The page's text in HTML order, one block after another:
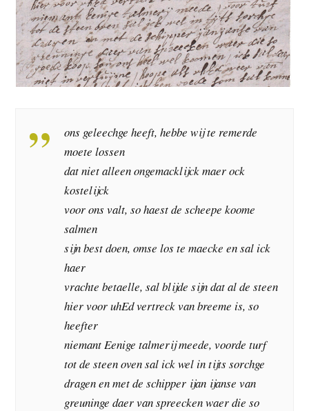
ons geleechge heeft, hebbe wij te remerde
moete lossen
dat niet alleen ongemacklijck maer ock
kostelijck
voor ons valt, so haest de scheepe koome
salmen
sijn best doen, omse los te maecke en sal ick
haer
vrachte betaelle, sal blijde sijn dat al de steen
hier voor uhEd vertreck van breeme is, so
heefter
niemant Eenige talmerij meede, voorde turf
tot de steen oven sal ick wel in tijts sorchge
dragen en met de schipper ijan ijanse van
greuninge daer van spreecken waer die so